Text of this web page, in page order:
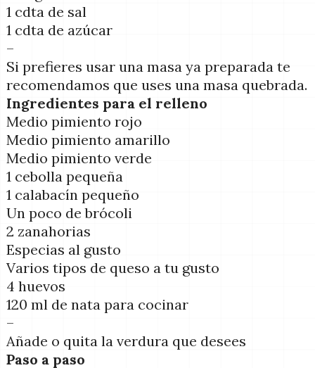
1 cdta de sal
1 cdta de azúcar
–
Si prefieres usar una masa ya preparada te
recomendamos que uses una masa quebrada.
Ingredientes para el relleno
Medio pimiento rojo
Medio pimiento amarillo
Medio pimiento verde
1 cebolla pequeña
1 calabacín pequeño
Un poco de brócoli
2 zanahorias
Especias al gusto
Varios tipos de queso a tu gusto
4 huevos
120 ml de nata para cocinar
–
Añade o quita la verdura que desees
Paso a paso